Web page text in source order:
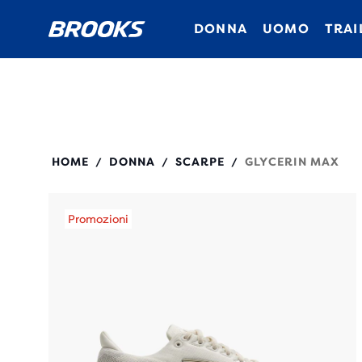
DONNA UOMO
HOME / DONNA / SCARPE / GLYCERIN MAX
Promozioni